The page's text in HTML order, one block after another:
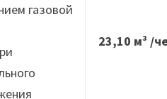
газовой
23,10 м³ /